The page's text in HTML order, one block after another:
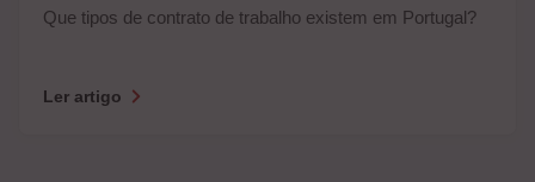
Que tipos de contrato de trabalho existem em Portugal?
Ler artigo